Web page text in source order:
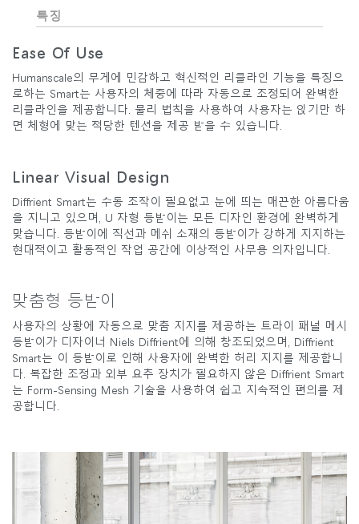
특징
Ease Of Use
Humanscale의 무게에 민감하고 혁신적인 리클라인 기능을 특징으
로하는 Smart는 사용자의 체중에 따라 자동으로 조정되어 완벽한
리클라인을 제공합니다. 물리 법칙을 사용하여 사용자는 앉기만 하
면 체형에 맞는 적당한 텐션을 제공 받을 수 있습니다.
Linear Visual Design
Diffrient Smart는 수동 조작이 필요없고 눈에 띄는 매끈한 아름다움
을 지니고 있으며, U 자형 등받이는 모든 디자인 환경에 완벽하게
맞습니다. 등받이에 직선과 메쉬 소재의 등받이가 강하게 지지하는
현대적이고 활동적인 작업 공간에 이상적인 사무용 의자입니다.
맞춤형 등받이
사용자의 상황에 자동으로 맞춤 지지를 제공하는 트라이 패널 메시
등받이가 디자이너 Niels Diffrient에 의해 창조되었으며, Diffrient
Smart는 이 등받이로 인해 사용자에 완벽한 허리 지지를 제공합니
다. 복잡한 조정과 외부 요추 장치가 필요하지 않은 Diffrient Smart
는 Form-Sensing Mesh 기술을 사용하여 쉽고 지속적인 편의를 제
공합니다.